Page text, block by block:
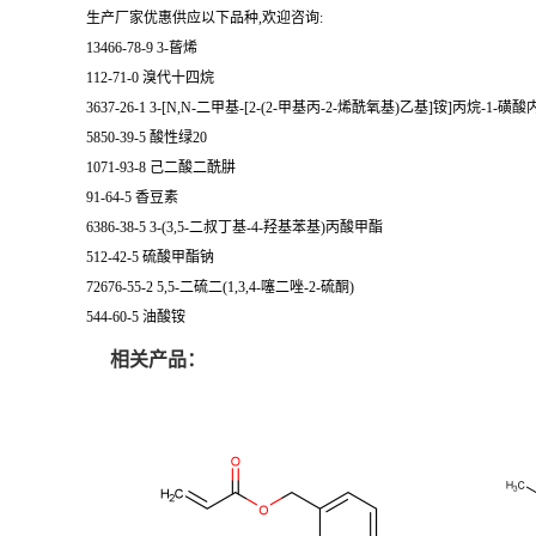
生产厂家优惠供应以下品种,欢迎咨询:
13466-78-9 3-蒈烯
112-71-0 溴代十四烷
3637-26-1 3-[N,N-二甲基-[2-(2-甲基丙-2-烯酰氧基)乙基]铵]丙烷-1-磺酸
5850-39-5 酸性绿20
1071-93-8 己二酸二酰肼
91-64-5 香豆素
6386-38-5 3-(3,5-二叔丁基-4-羟基苯基)丙酸甲酯
512-42-5 硫酸甲酯钠
72676-55-2 5,5-二硫二(1,3,4-噻二唑-2-硫酮)
544-60-5 油酸铵
相关产品：